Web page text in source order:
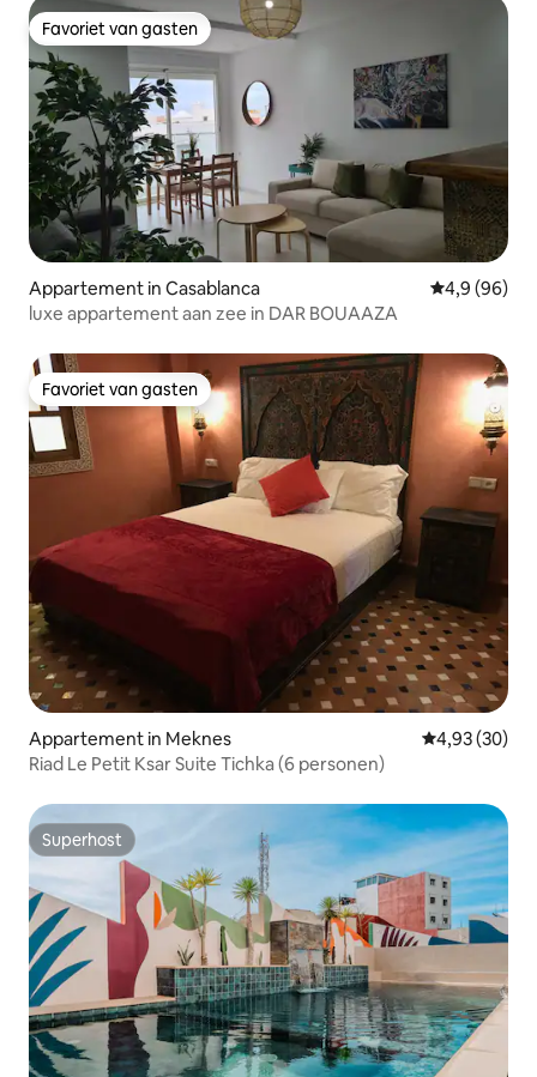
Favoriet van gasten
Favoriet van gasten
Appartement in Casablanca Gemiddelde
4,9 (96)
luxe appartement aan zee in DAR BOUAAZA
Favoriet van gasten
Favoriet van gasten
Appartement in Meknes Gemiddelde
4,93 (30)
Riad Le Petit Ksar Suite Tichka (6 personen)
Superhost
Superhost